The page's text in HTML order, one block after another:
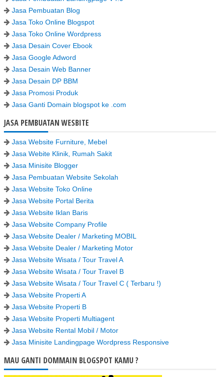
Jasa Pembuatan Blog
Jasa Toko Online Blogspot
Jasa Toko Online Wordpress
Jasa Desain Cover Ebook
Jasa Google Adword
Jasa Desain Web Banner
Jasa Desain DP BBM
Jasa Promosi Produk
Jasa Ganti Domain blogspot ke .com
JASA PEMBUATAN WESBITE
Jasa Website Furniture, Mebel
Jasa Webite Klinik, Rumah Sakit
Jasa Minisite Blogger
Jasa Pembuatan Website Sekolah
Jasa Website Toko Online
Jasa Website Portal Berita
Jasa Website Iklan Baris
Jasa Website Company Profile
Jasa Website Dealer / Marketing MOBIL
Jasa Website Dealer / Marketing Motor
Jasa Website Wisata / Tour Travel A
Jasa Website Wisata / Tour Travel B
Jasa Website Wisata / Tour Travel C ( Terbaru !)
Jasa Website Properti A
Jasa Website Properti B
Jasa Website Properti Multiagent
Jasa Website Rental Mobil / Motor
Jasa Minisite Landingpage Wordpress Responsive
MAU GANTI DOMMAIN BLOGSPOT KAMU ?